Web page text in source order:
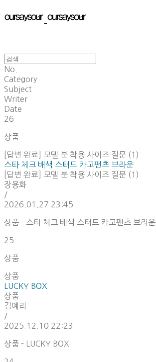
No.
Category
Subject
Writer
Date
26
상품
[답변 완료] 모델 분 착용 사이즈 질문 (1)
스타 체크 배색 스터드 카고팬츠 브라운
[답변 완료] 모델 분 착용 사이즈 질문 (1)
장용화
/
2026.01.27 23:45
상품 - 스타 체크 배색 스터드 카고팬츠 브라운
25
상품
상품
LUCKY BOX
상품
김예리
/
2025.12.10 22:23
상품 - LUCKY BOX